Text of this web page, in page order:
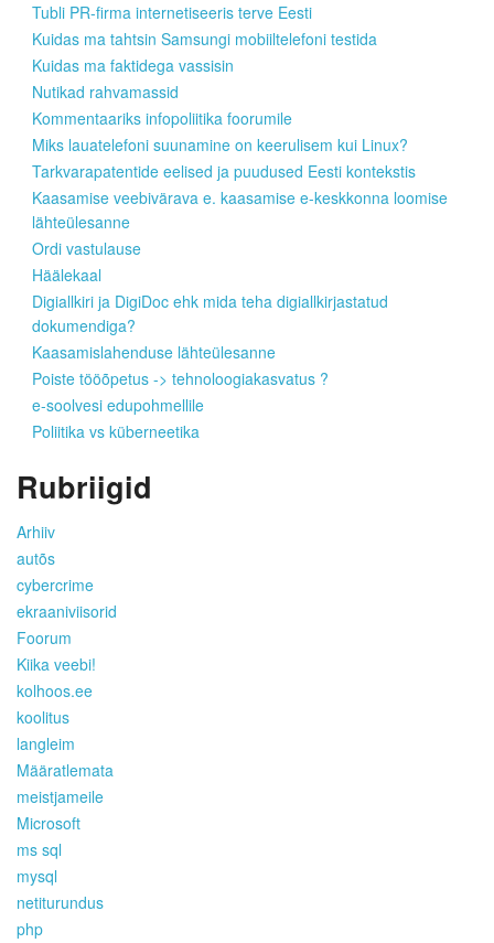
Tubli PR-firma internetiseeris terve Eesti
Kuidas ma tahtsin Samsungi mobiiltelefoni testida
Kuidas ma faktidega vassisin
Nutikad rahvamassid
Kommentaariks infopoliitika foorumile
Miks lauatelefoni suunamine on keerulisem kui Linux?
Tarkvarapatentide eelised ja puudused Eesti kontekstis
Kaasamise veebivärava e. kaasamise e-keskkonna loomise
lähteülesanne
Ordi vastulause
Häälekaal
Digiallkiri ja DigiDoc ehk mida teha digiallkirjastatud
dokumendiga?
Kaasamislahenduse lähteülesanne
Poiste tööõpetus -> tehnoloogiakasvatus ?
e-soolvesi edupohmellile
Poliitika vs küberneetika
Rubriigid
Arhiiv
autõs
cybercrime
ekraaniviisorid
Foorum
Kiika veebi!
kolhoos.ee
koolitus
langleim
Määratlemata
meistjameile
Microsoft
ms sql
mysql
netiturundus
php